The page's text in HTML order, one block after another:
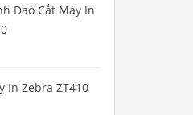
Dao Cắt Máy In
In Zebra ZT410